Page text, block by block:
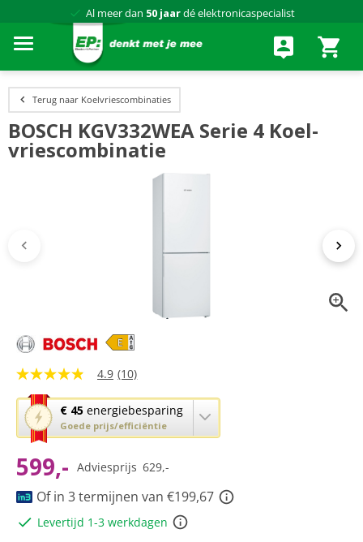
Al meer dan 50 jaardé elektronicaspecialist
Terug naar Koelvriescombinaties
BOSCH KGV332WEA Serie 4 Koel-
vriescombinatie
4.9
van
5
sterren,
gemiddelde
scorewaarde.
Read
10
Reviews.
Dezelfde
4.9 (10)
€ 45 energiebesparing
Goede prijs/efficiëntie
Met
deze
knop
opent
Youreko’s
tool
voor
energiebesparing.
599,- Adviesprijs 629,-
Of in 3 termijnen van €199,67
Levertijd 1-3 werkdagen